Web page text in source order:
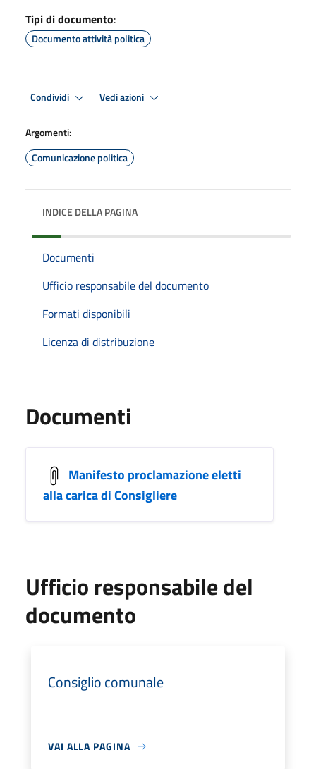
Tipi di documento:
Documento attività politica
Condividi Vedi azioni
Argomenti:
Comunicazione politica
INDICE DELLA PAGINA
Documenti
Ufficio responsabile del documento
Formati disponibili
Licenza di distribuzione
Documenti
Manifesto proclamazione eletti
alla carica di Consigliere
Ufficio responsabile del
documento
Consiglio comunale
VAI ALLA PAGINA